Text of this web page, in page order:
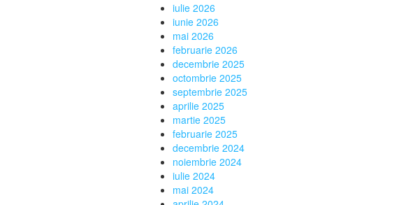
iulie 2026
iunie 2026
mai 2026
februarie 2026
decembrie 2025
octombrie 2025
septembrie 2025
aprilie 2025
martie 2025
februarie 2025
decembrie 2024
noiembrie 2024
iulie 2024
mai 2024